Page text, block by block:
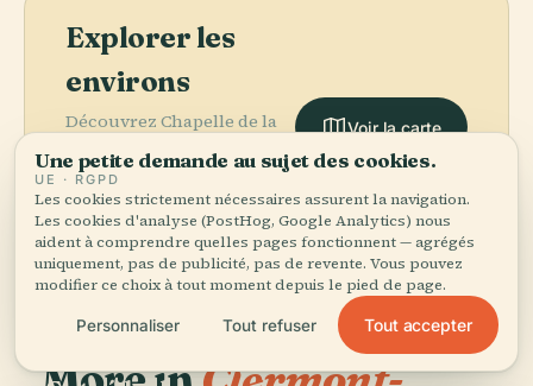
Explorer les
environs
Découvrez Chapelle de la
Visitation de Clermont-
Ferrand sur la carte et
voyez ce qu'il y a à
proximité.
Voir la carte
Une petite demande au sujet des cookies.
UE · RGPD
Les cookies strictement nécessaires assurent la navigation.
Les cookies d'analyse (PostHog, Google Analytics) nous
aident à comprendre quelles pages fonctionnent — agrégés
uniquement, pas de publicité, pas de revente. Vous pouvez
modifier ce choix à tout moment depuis le pied de page.
Personnaliser Tout refuser Tout accepter